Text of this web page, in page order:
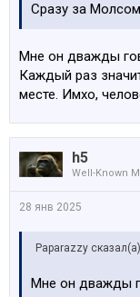
Сразу за
Мне он дважды
Каждый раз
месте. Имхо,
h5
Well-Known
28 янв 2025
Paparazzy
Мне он дважды